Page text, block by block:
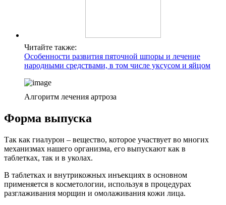
Читайте также:
Особенности развития пяточной шпоры и лечение
народными средствами, в том числе уксусом и яйцом
Алгоритм лечения артроза
Форма выпуска
Так как гиалурон – вещество, которое участвует во многих
механизмах нашего организма, его выпускают как в
таблетках, так и в уколах.
В таблетках и внутрикожных инъекциях в основном
применяется в косметологии, используя в процедурах
разглаживания морщин и омолаживания кожи лица.